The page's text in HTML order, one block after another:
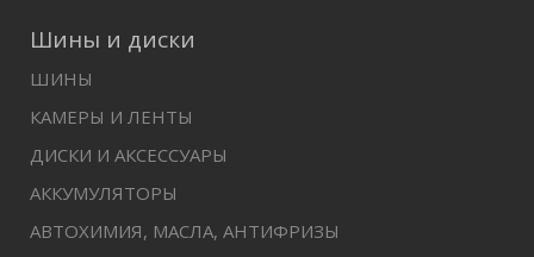
Шины и диски
ШИНЫ
КАМЕРЫ И ЛЕНТЫ
ДИСКИ И АКСЕССУАРЫ
АККУМУЛЯТОРЫ
АВТОХИМИЯ, МАСЛА, АНТИФРИЗЫ